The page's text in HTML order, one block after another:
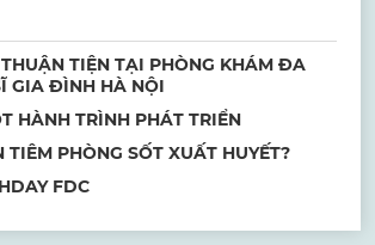
TIỆN TẠI PHÒNG KHÁM ĐA
GIA ĐÌNH HÀ NỘI
HÀNH TRÌNH PHÁT TRIỂN
TIÊM PHÒNG SỐT XUẤT HUYẾT?
FDC